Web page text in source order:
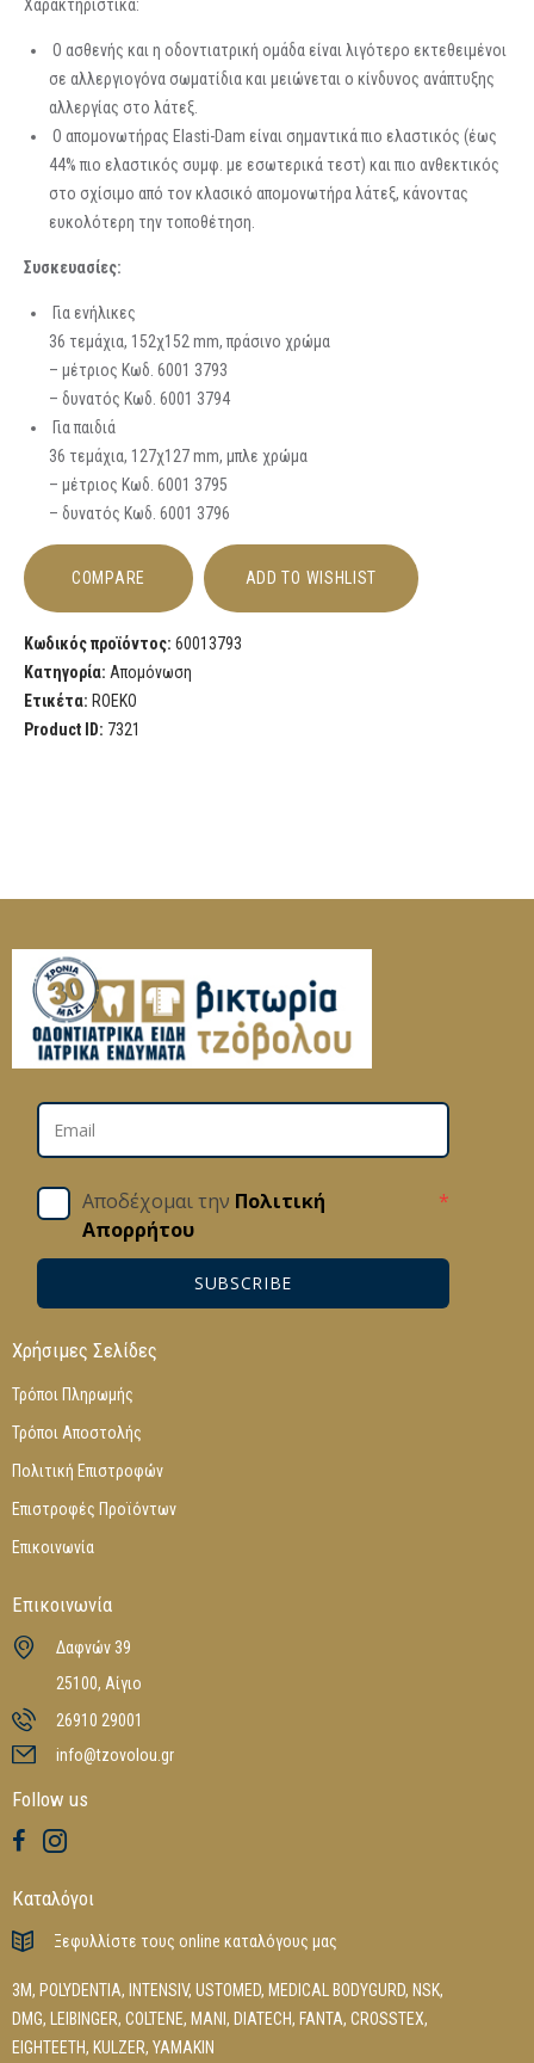
Χαρακτηριστικά:
Ο ασθενής και η οδοντιατρική ομάδα είναι λιγότερο εκτεθειμένοι
σε αλλεργιογόνα σωματίδια και μειώνεται ο κίνδυνος ανάπτυξης
αλλεργίας στο λάτεξ.
Ο απομονωτήρας Elasti-Dam είναι σημαντικά πιο ελαστικός (έως
44% πιο ελαστικός συμφ. με εσωτερικά τεστ) και πιο ανθεκτικός
στο σχίσιμο από τον κλασικό απομονωτήρα λάτεξ, κάνοντας
ευκολότερη την τοποθέτηση.
Συσκευασίες:
Για ενήλικες
36 τεμάχια, 152χ152 mm, πράσινο χρώμα
– μέτριος Κωδ. 6001 3793
– δυνατός Κωδ. 6001 3794
Για παιδιά
36 τεμάχια, 127χ127 mm, μπλε χρώμα
– μέτριος Κωδ. 6001 3795
– δυνατός Κωδ. 6001 3796
COMPARE ADD TO WISHLIST
Κωδικός προϊόντος: 60013793
Κατηγορία: Απομόνωση
Ετικέτα: ROEKO
Product ID: 7321
Αποδέχομαι την Πολιτική
Απορρήτου
*
SUBSCRIBE
Χρήσιμες Σελίδες
Τρόποι Πληρωμής
Τρόποι Αποστολής
Πολιτική Επιστροφών
Επιστροφές Προϊόντων
Επικοινωνία
Επικοινωνία
Δαφνών 39
25100, Αίγιο
26910 29001
info@tzovolou.gr
Follow us
Καταλόγοι
Ξεφυλλίστε τους online καταλόγους μας
3M, POLYDENTIA, INTENSIV, USTOMED, MEDICAL BODYGURD, NSK,
DMG, LEIBINGER, COLTENE, MANI , DIATECH, FANTA, CROSSTEX,
EIGHTEETH, KULZER, YAMAKIN